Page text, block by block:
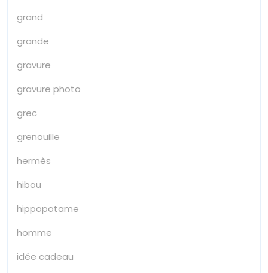
grand
grande
gravure
gravure photo
grec
grenouille
hermès
hibou
hippopotame
homme
idée cadeau